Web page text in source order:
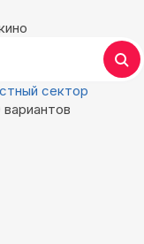
сектор